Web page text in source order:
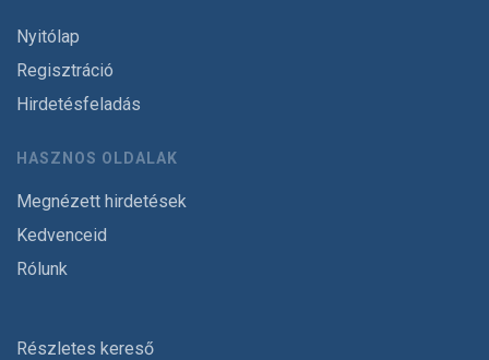
Nyitólap
Regisztráció
Hirdetésfeladás
HASZNOS OLDALAK
Megnézett hirdetések
Kedvenceid
Rólunk
Részletes kereső